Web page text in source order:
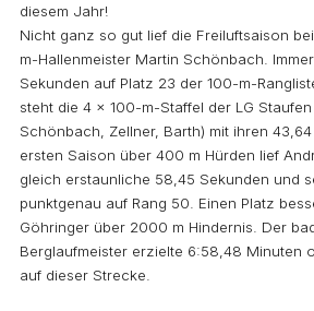
diesem Jahr!
Nicht ganz so gut lief die Freiluftsaison
m-Hallenmeister Martin Schönbach.
Sekunden auf Platz 23 der 100-m-
steht die 4 x 100-m-Staffel der LG Staufen
Schönbach, Zellner, Barth) mit ihren
ersten Saison über 400 m Hürden lief
gleich erstaunliche 58,45 Sekunden und
punktgenau auf Rang 50. Einen Platz
Göhringer über 2000 m Hindernis. Der
Berglaufmeister erzielte 6:58,48 Minuten
auf dieser Strecke.